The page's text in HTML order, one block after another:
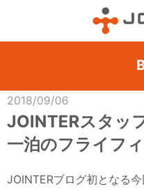
2018/09/06
JOINTERスタッ
一泊のフライフ
JOINTERブログ初となる